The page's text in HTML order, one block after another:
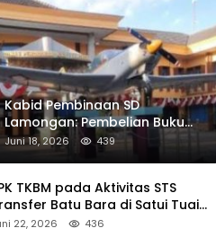
Kabid Pembinaan SD
Lamongan: Pembelian Buku
Pendamping Tidak Boleh
Dipaksakan
Juni 18, 2026 439
TKBM pada Aktivitas STS
Batu Bara di Satui Tuai
22, 2026 436